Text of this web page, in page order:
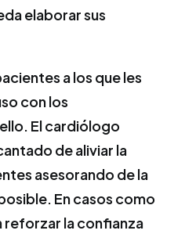
elaborar sus
a los que les
con los
El cardiólogo
de aliviar la
asesorando de la
En casos como
la confianza